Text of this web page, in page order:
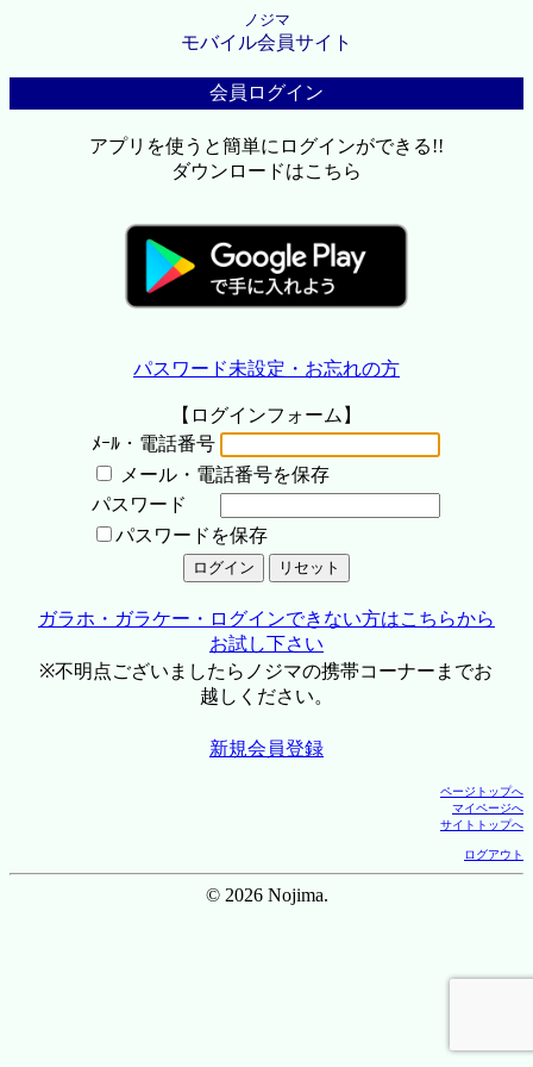
ノジマ
モバイル会員サイト
会員ログイン
アプリを使うと簡単にログインができる!!
ダウンロードはこちら
パスワード未設定・お忘れの方
【ログインフォーム】
ﾒｰﾙ・電話番号
メール・電話番号を保存
パスワード
パスワードを保存
ガラホ・ガラケー・ログインできない方はこちらから
お試し下さい
※不明点ございましたらノジマの携帯コーナーまでお
越しください。
新規会員登録
ページトップへ
マイページへ
サイトトップへ
ログアウト
© 2026 Nojima.